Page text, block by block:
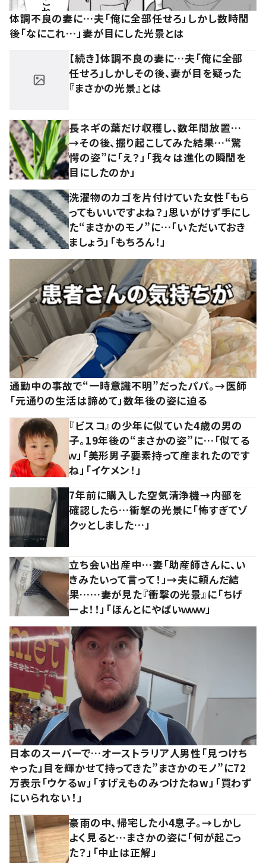
体調不良の妻に…夫「俺に全部任せろ」しかし数時間
後「なにこれ…」妻が目にした光景とは
【続き】体調不良の妻に…夫「俺に全部
任せろ」しかしその後、妻が目を疑った
『まさかの光景』とは
長ネギの葉だけ収穫し、数年間放置…
→その後、掘り起こしてみた結果…“驚
愕の姿”に「え？」「我々は進化の瞬間を
目にしたのか」
洗濯物のカゴを片付けていた女性「もら
ってもいいですよね？」思いがけず手にし
た“まさかのモノ”に…「いただいておき
ましょう」「もちろん！」
通勤中の事故で“一時意識不明”だったパパ。→医師
「元通りの生活は諦めて」数年後の姿に迫る
『ビスコ』の少年に似ていた4歳の男の
子。19年後の“まさかの姿”に…「似てる
ｗ」「美形男子要素持って産まれたのです
ね」「イケメン！」
7年前に購入した空気清浄機→内部を
確認したら…衝撃の光景に「怖すぎてゾ
クッとしました…」
立ち会い出産中…妻「助産師さんに、い
きみたいって言って！」→夫に頼んだ結
果……妻が見た『衝撃の光景』に「ちげ
ーよ！！」「ほんとにやばいｗｗｗ」
日本のスーパーで…オーストラリア人男性「見つけち
ゃった」目を輝かせて持ってきた”まさかのモノ”に72
万表示「ウケるw」「すげえものみつけたねw」「買わず
にいられない！」
豪雨の中、帰宅した小4息子。→しかし
よく見ると…まさかの姿に「何が起こっ
た？」「中止は正解」